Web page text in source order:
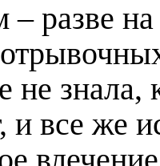
– разве
знала,
и все же